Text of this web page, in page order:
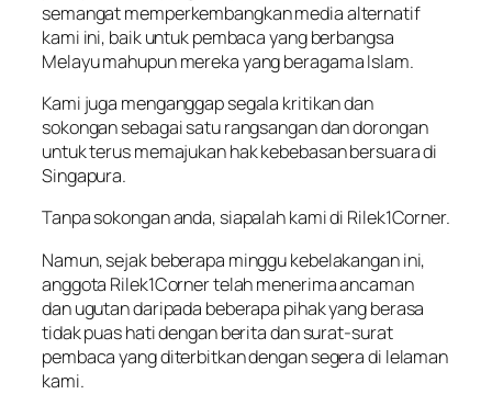
semangat memperkembangkan media alternatif
kami ini, baik untuk pembaca yang berbangsa
Melayu mahupun mereka yang beragama Islam.
Kami juga menganggap segala kritikan dan
sokongan sebagai satu rangsangan dan dorongan
untuk terus memajukan hak kebebasan bersuara di
Singapura.
Tanpa sokongan anda, siapalah kami di Rilek1Corner.
Namun, sejak beberapa minggu kebelakangan ini,
anggota Rilek1Corner telah menerima ancaman
dan ugutan daripada beberapa pihak yang berasa
tidak puas hati dengan berita dan surat-surat
pembaca yang diterbitkan dengan segera di lelaman
kami.